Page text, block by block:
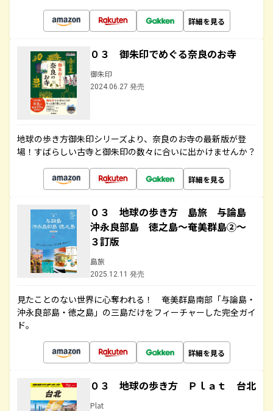
詳細を見る
０３ 御朱印でめぐる奈良のお寺
御朱印
2024.06.27 発売
地球の歩き方御朱印シリーズより、奈良のお寺の最新版が登
場！すばらしい古寺と御朱印の数々に合いに出かけませんか？
詳細を見る
０３ 地球の歩き方 島旅 与論島
沖永良部島 徳之島～奄美群島②～
３訂版
島旅
2025.12.11 発売
見たことのない世界に心奪われる！ 奄美群島南部「与論島・
沖永良部島・徳之島」の三島だけをフィーチャーした完全ガイ
ド。
詳細を見る
０３ 地球の歩き方 Ｐｌａｔ 台北
Plat